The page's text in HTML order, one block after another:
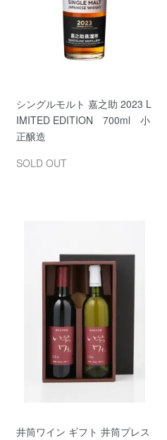
シングルモルト 嘉之助 2023 L
IMITED EDITION 700ml 小
正醸造
SOLD OUT
井筒ワイン ギフト 井筒プレス